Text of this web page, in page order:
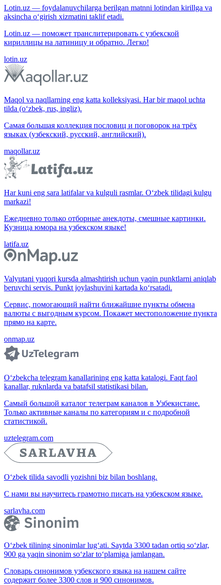
Lotin.uz — foydalanuvchilarga berilgan matnni lotindan kirillga va
aksincha o‘girish xizmatini taklif etadi.
Lotin.uz — поможет транслитерировать с узбекской
кириллицы на латиницу и обратно. Легко!
lotin.uz
Maqol va naqllarning eng katta kolleksiyasi. Har bir maqol uchta
tilda (o‘zbek, rus, ingliz).
Самая большая коллекция пословиц и поговорок на трёх
языках (узбекский, русский, английский).
maqollar.uz
Har kuni eng sara latifalar va kulguli rasmlar. O‘zbek tilidagi kulgu
markazi!
Ежедневно только отборные анекдоты, смешные картинки.
Кузница юмора на узбекском языке!
latifa.uz
Valyutani yuqori kursda almashtirish uchun yaqin punktlarni aniqlab
beruvchi servis. Punkt joylashuvini kartada ko‘rsatadi.
Сервис, помогающий найти ближайшие пункты обмена
валюты с выгодным курсом. Покажет местоположение пункта
прямо на карте.
onmap.uz
O‘zbekcha telegram kanallarining eng katta katalogi. Faqt faol
kanallar, ruknlarda va batafsil statistikasi bilan.
Самый большой каталог телеграм каналов в Узбекистане.
Только активные каналы по категориям и с подробной
статистикой.
uztelegram.com
O‘zbek tilida savodli yozishni biz bilan boshlang.
С нами вы научитесь грамотно писать на узбекском языке.
sarlavha.com
O‘zbek tilining sinonimlar lug‘ati. Saytda 3300 tadan ortiq so‘zlar,
900 ga yaqin sinonim so‘zlar to‘plamiga jamlangan.
Словарь синонимов узбекского языка на нашем сайте
содержит более 3300 слов и 900 синонимов.